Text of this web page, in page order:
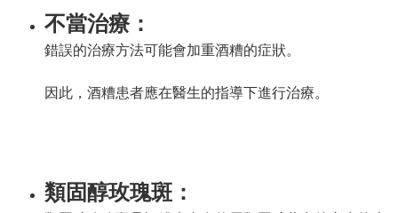
不當治療：
錯誤的治療方法可能會加重酒糟的症狀。
因此，酒糟患者應在醫生的指導下進行治療。
類固醇玫瑰斑：